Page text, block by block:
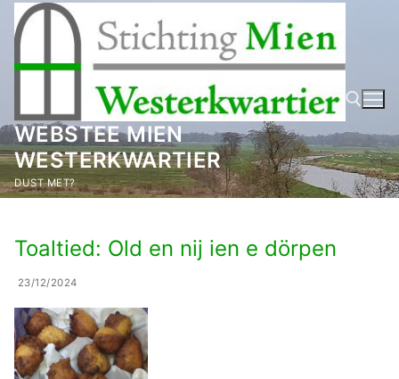
naar
inhoud
WEBSTEE MIEN
WESTERKWARTIER
DUST MET? Zoeken naar:
Toaltied: Old en nij ien e dörpen
23/12/2024